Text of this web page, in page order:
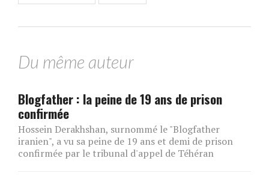
Du même auteur
Blogfather : la peine de 19 ans de prison
confirmée
Hossein Derakhshan, surnommé le "Blogfather
iranien", a vu sa peine de 19 ans et demi de prison
confirmée par le tribunal d'appel de Téhéran